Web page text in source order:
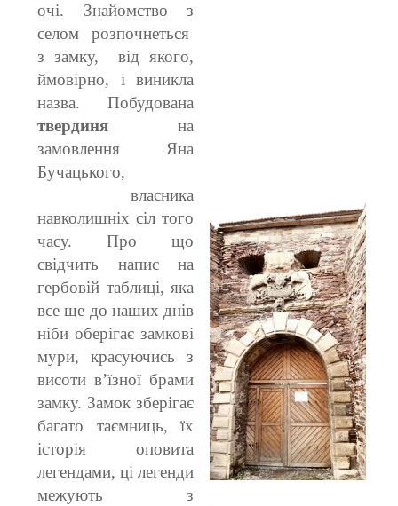
очі. Знайомство з
селом розпочнеться
з замку, від якого,
ймовірно, і виникла
назва. Побудована
твердиня на
замовлення Яна
Бучацького,
власника
навколишніх сіл того
часу. Про що
свідчить напис на
гербовій таблиці, яка
все ще до наших днів
ніби оберігає замкові
мури, красуючись з
висоти в’їзної брами
замку. Замок зберігає
багато таємниць, їх
історія оповита
легендами, ці легенди
межують з